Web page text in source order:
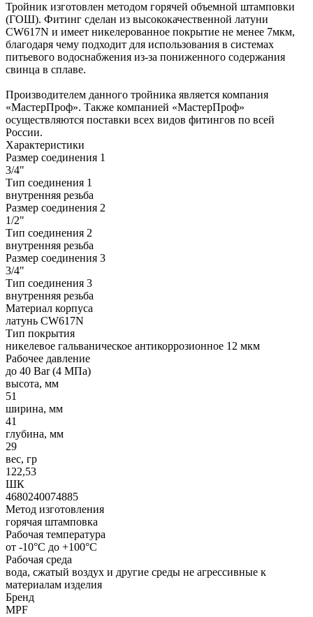
Тройник изготовлен методом горячей объемной штамповки
(ГОШ). Фитинг сделан из высококачественной латуни
CW617N и имеет никелерованное покрытие не менее 7мкм,
благодаря чему подходит для использования в системах
питьевого водоснабжения из-за пониженного содержания
свинца в сплаве.
Производителем данного тройника является компания
«МастерПроф». Также компанией «МастерПроф»
осуществляются поставки всех видов фитингов по всей
России.
Характеристики
Размер соединения 1
3/4"
Тип соединения 1
внутренняя резьба
Размер соединения 2
1/2"
Тип соединения 2
внутренняя резьба
Размер соединения 3
3/4"
Тип соединения 3
внутренняя резьба
Материал корпуса
латунь CW617N
Тип покрытия
никелевое гальваническое антикоррозионное 12 мкм
Рабочее давление
до 40 Bar (4 МПа)
высота, мм
51
ширина, мм
41
глубина, мм
29
вес, гр
122,53
ШК
4680240074885
Метод изготовления
горячая штамповка
Рабочая температура
от -10°C до +100°C
Рабочая среда
вода, сжатый воздух и другие среды не агрессивные к
материалам изделия
Бренд
MPF